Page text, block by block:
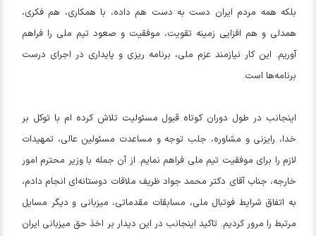
بلکه همه مردم ایران دست به دست هم داده، با همکاری، هم فکری،
همدلی و هم افزایی زمینه تقویت، موفقیت و صعود تیم ملی را فراهم
آوریم. این کار نیازمند عزم ملی، برنامه ریزی و پایداری در اجرای درست
برنامه‌ها است.
اینجانب در طول دوران کوتاه قبول مسئولیت تلاش کرده ام با توکل بر
خدا، رایزنی و مشاوره، جلب توجه و مساعدت مسئولین عالی، تمهیدات
لازم را برای موفقیت تیم ملی فراهم نمایم. از آن جمله با وزیر محترم امور
خارجه، جناب آقای دکتر محمد جواد ظریف ملاقات دوستانه‌ای انجام دادم،
به اتفاق شرایط فوتبال ملی، مسابقات مقدماتی، میزبانی و دیگر مسایل
مرتبط را مرور کردیم. تاکید اینجانب در این دیدار بر اخذ حق میزبانی ایران